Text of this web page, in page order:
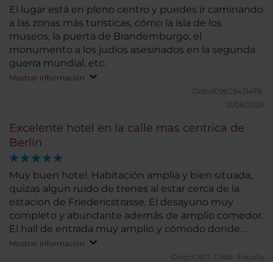
El lugar está en pleno centro y puedes ir caminando
a las zonas más turísticas, cómo la isla de los
museos, la puerta de Brandemburgo, el
monumento a los judios asesinados en la segunda
guerra mundial, etc.
Mostrar información
Global09829431478.
12/06/2026
Excelente hotel en la calle mas centrica de
Berlín
Muy buen hotel. Habitación amplia y bien situada,
quizas algun ruido de trenes al estar cerca de la
estacion de Friedericstrasse. El desayuno muy
completo y abundante además de amplio comedor.
El hall de entrada muy amplio y cómodo donde
dispones de agua fresca y con limón, chocolates,
Mostrar información
DiegoG817. Cádiz, España